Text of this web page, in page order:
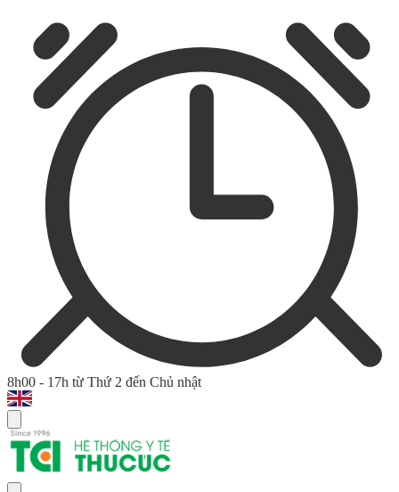
8h00 - 17h từ Thứ 2 đến Chủ nhật